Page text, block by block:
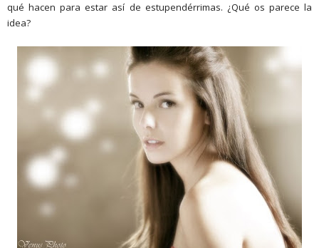
qué hacen para estar así de estupendérrimas. ¿Qué os parece la
idea?